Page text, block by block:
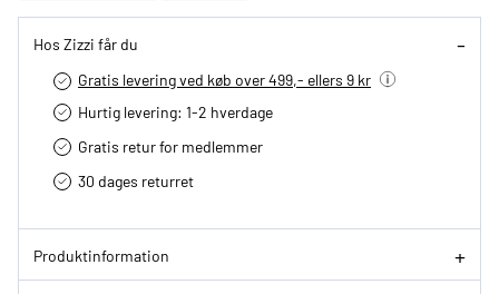
Hos Zizzi får du
Gratis levering ved køb over 499,- ellers 9 kr
Hurtig levering­: 1-2 hverdage
Gratis retur for medlemmer
30 dages returret
Produktinformation